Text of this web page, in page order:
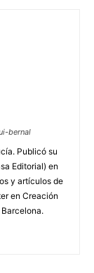
bernal
Publicó su
Editorial) en
y artículos de
en Creación